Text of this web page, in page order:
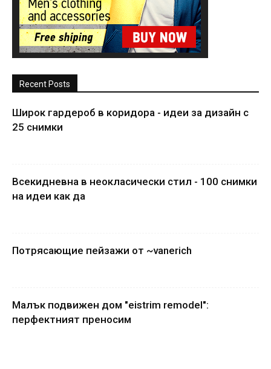
Recent Posts
Широк гардероб в коридора - идеи за дизайн с
25 снимки
Всекидневна в неокласически стил - 100 снимки
на идеи как да
Потрясающие пейзажи от ~vanerich
Малък подвижен дом "eistrim remodel":
перфектният преносим